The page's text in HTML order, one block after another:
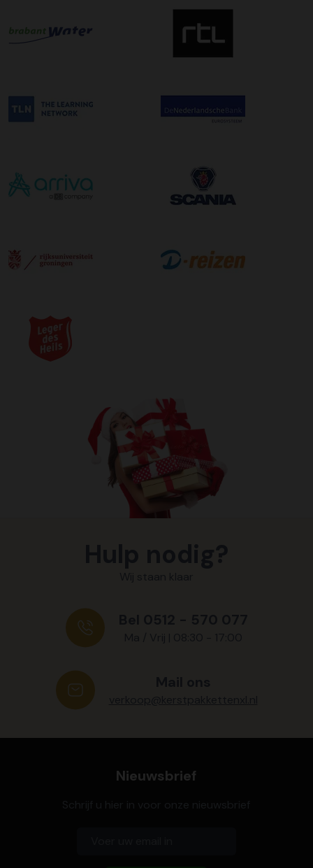
uw zending gegarandeerd op de afleverdatum voor 12:00
uur in de ochtend wordt bezorgd. Als u hier gebruik van
wilt maken kunt u dit aanvinken bij het plaatsen van uw
bestelling. De kosten hiervoor bedragen €75,00 per
Nieuwsbrief